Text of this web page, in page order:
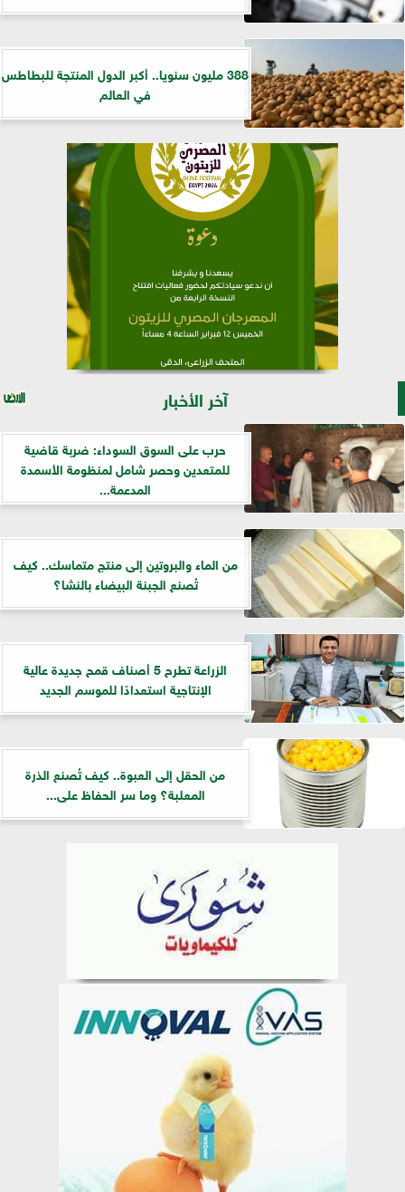
388 مليون سنويا.. أكبر الدول المنتجة للبطاطس
في العالم
آخر الأخبار
حرب على السوق السوداء: ضربة قاضية
للمتعدين وحصر شامل لمنظومة الأسمدة
المدعمة...
من الماء والبروتين إلى منتج متماسك.. كيف
تُصنع الجبنة البيضاء بالنشا؟
الزراعة تطرح 5 أصناف قمح جديدة عالية
الإنتاجية استعدادًا للموسم الجديد
من الحقل إلى العبوة.. كيف تُصنع الذرة
المعلبة؟ وما سر الحفاظ على...